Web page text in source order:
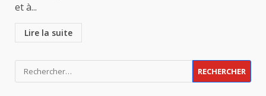
et à...
Lire la suite
Rechercher :